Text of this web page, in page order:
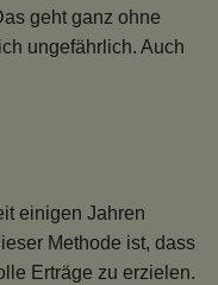
geht ganz ohne
ungefährlich. Auch
einigen Jahren
Methode ist, dass
Erträge zu erzielen.